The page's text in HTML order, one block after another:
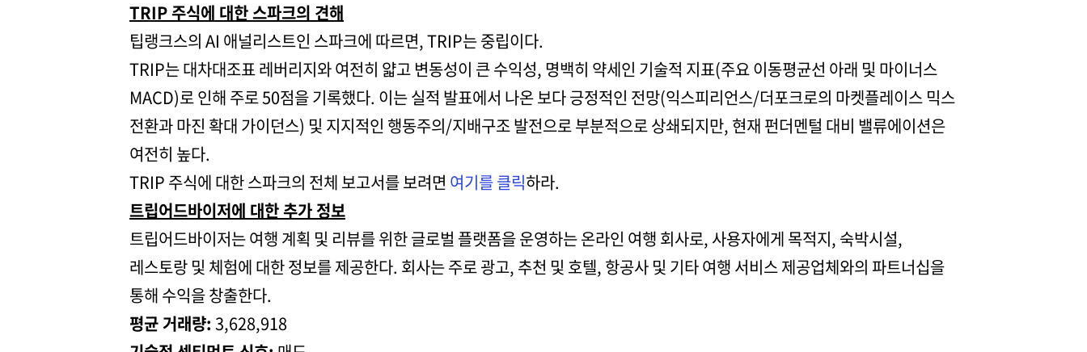
TRIP 주식에 대한 스파크의 견해
팁랭크스의 AI 애널리스트인 스파크에 따르면, TRIP는 중립이다.
TRIP는 대차대조표 레버리지와 여전히 얇고 변동성이 큰 수익성, 명백히 약세인 기술적 지표(주요 이동평균선 아래 및 마이너스
MACD)로 인해 주로 50점을 기록했다. 이는 실적 발표에서 나온 보다 긍정적인 전망(익스피리언스/더포크로의 마켓플레이스 믹스
전환과 마진 확대 가이던스) 및 지지적인 행동주의/지배구조 발전으로 부분적으로 상쇄되지만, 현재 펀더멘털 대비 밸류에이션은
여전히 높다.
TRIP 주식에 대한 스파크의 전체 보고서를 보려면 여기를 클릭하라.
트립어드바이저에 대한 추가 정보
트립어드바이저는 여행 계획 및 리뷰를 위한 글로벌 플랫폼을 운영하는 온라인 여행 회사로, 사용자에게 목적지, 숙박시설,
레스토랑 및 체험에 대한 정보를 제공한다. 회사는 주로 광고, 추천 및 호텔, 항공사 및 기타 여행 서비스 제공업체와의 파트너십을
통해 수익을 창출한다.
평균 거래량: 3,628,918